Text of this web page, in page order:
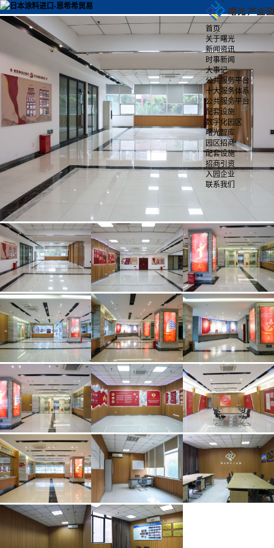
首页
关于曙光
新闻资讯
时事新闻
大事记
公共服务平台
十大服务体系
公共服务平台
配套设施
数字化园区
曙光智库
园区招商
配套设施
招商引资
入园企业
联系我们